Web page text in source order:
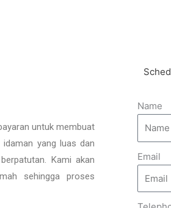
untuk membuat
yang luas dan
Kami akan
sehingga proses
Name
Email